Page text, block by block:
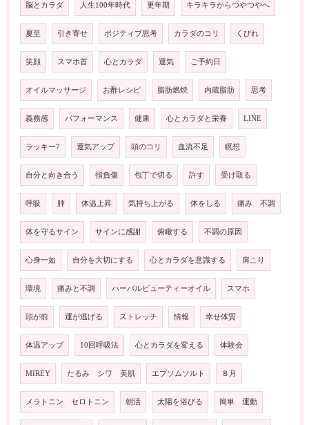
脳とカラダ 人生100年時代 更年期 キラキラからつやつやへ
夏至 引き寄せ ポジティブ思考 カラダのコリ くびれ
笑顔 スマホ首 心とカラダ 運気 ご予約日
オイルマッサージ お酢レシピ 脂肪燃焼 内蔵脂肪 思考
義務感 パフォーマンス 健康 心とカラダと栄養 LINE
ラッキー7 運気アップ 頭のコリ 血流不足 瞑想
自分と向き合う 指負傷 包丁で切る 許す 受け取る
呼吸 肺 体温上昇 気持ち上がる 体をしる 痛み 不調
体を守るサイン サインに感謝 俯瞰する 不調の原因
心身一如 自分を大切にする 心とカラダを意識する 肩こり
環境 痛みと不調 ハーバルビューティーオイル スマホ
頭が前 運が逃げる ストレッチ 情報 幸せ体質
体温アップ 10回呼吸法 心とカラダを変える 体験会
MIREY たるみ シワ 美肌 エプソムソルト ８月
メラトニン セロトニン 朝活 太陽を浴びる 簡単 運動